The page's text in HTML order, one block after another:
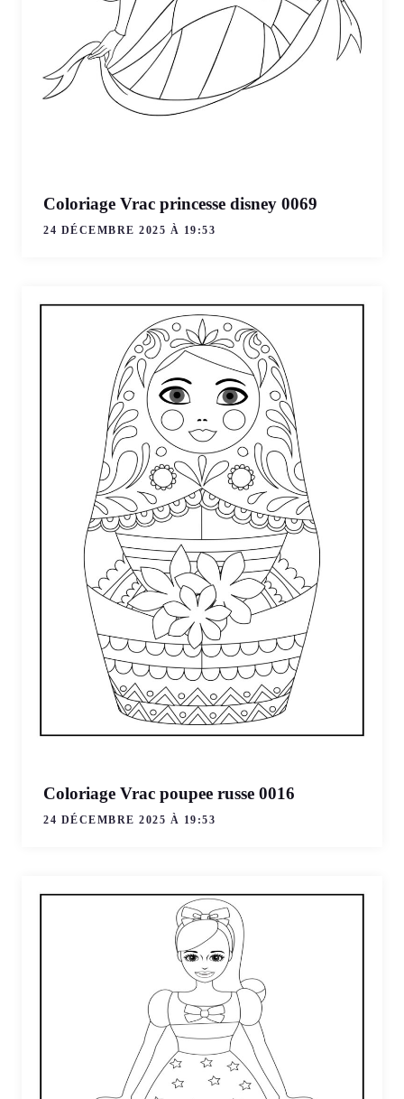
Coloriage Vrac princesse disney 0069
24 DÉCEMBRE 2025 À 19:53
Coloriage Vrac poupee russe 0016
24 DÉCEMBRE 2025 À 19:53